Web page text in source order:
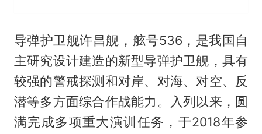
导弹护卫舰许昌舰，舷号536，是我国自
主研究设计建造的新型导弹护卫舰，具有
较强的警戒探测和对岸、对海、对空、反
潜等多方面综合作战能力。入列以来，圆
满完成多项重大演训任务，于2018年参